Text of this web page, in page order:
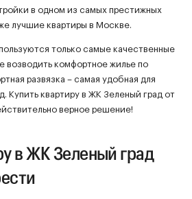
в одном из самых престижных
лучшие квартиры в Москве.
только самые качественные
возводить комфортное жилье по
развязка – самая удобная для
Купить квартиру в ЖК Зеленый град от
верное решение!
в ЖК Зеленый град